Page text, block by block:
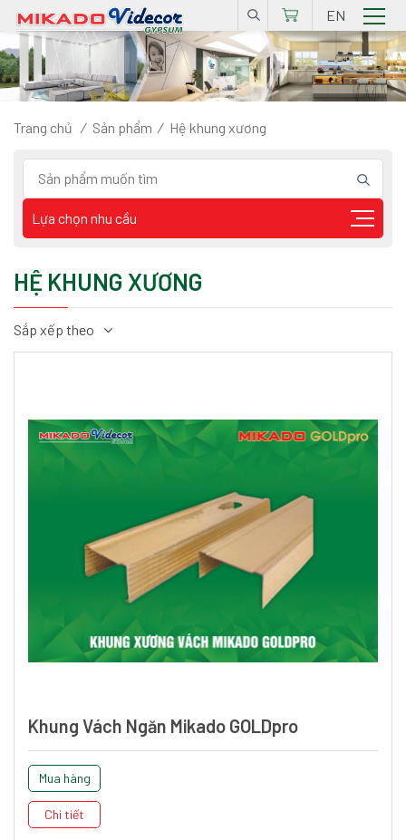
EN
Trang chủ / Sản phẩm / Hệ khung xương
Lựa chọn nhu cầu
HỆ KHUNG XƯƠNG
Sắp xếp theo
Khung Vách Ngăn Mikado GOLDpro
Mua hàng
Chi tiết